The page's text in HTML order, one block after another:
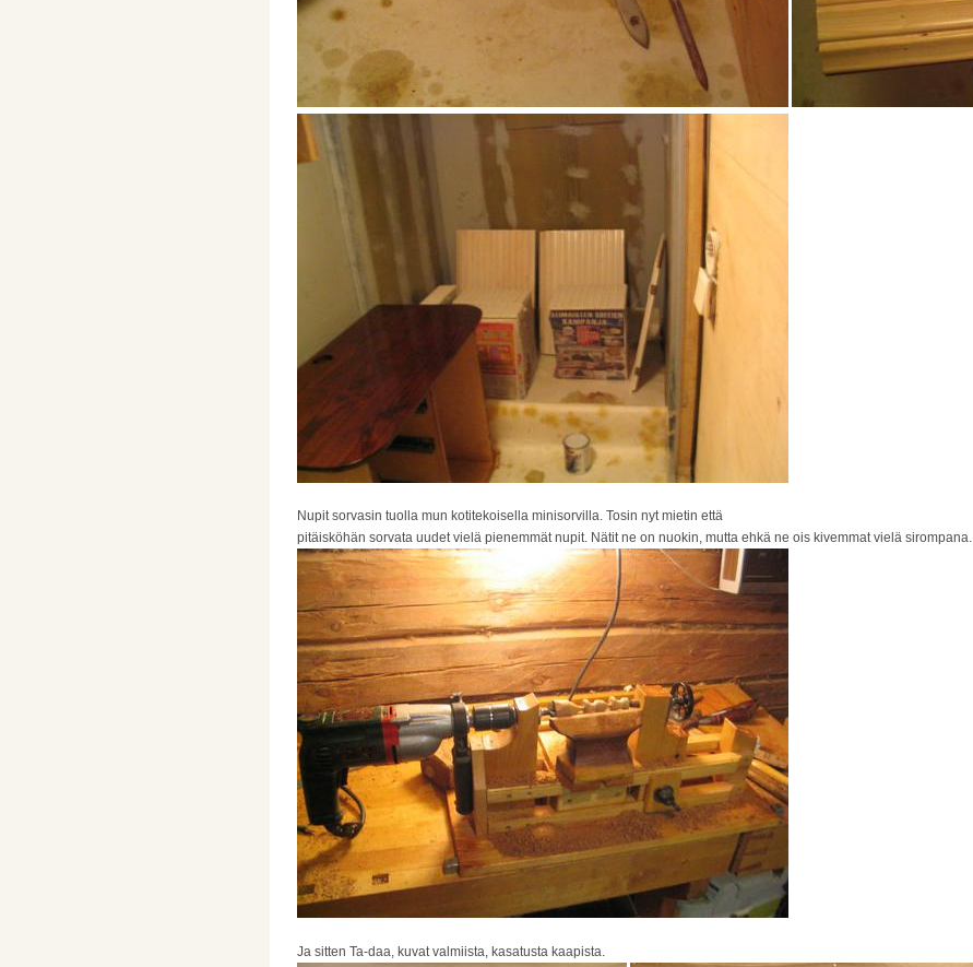
Nupit sorvasin tuolla mun kotitekoisella minisorvilla. Tosin nyt mietin että
pitäisköhän sorvata uudet vielä pienemmät nupit. Nätit ne on nuokin, mutta ehkä ne ois kivemmat vielä sirompana.
Ja sitten Ta-daa, kuvat valmiista, kasatusta kaapista.